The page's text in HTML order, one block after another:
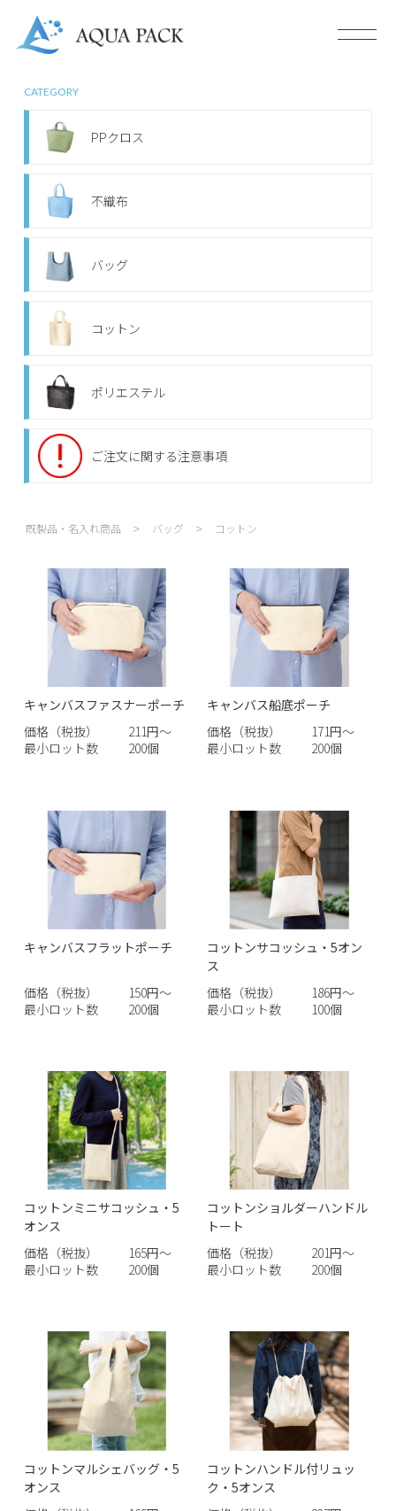
CATEGORY
PPクロス
不織布
バッグ
コットン
ポリエステル
ご注文に関する注意事項
既製品・名入れ商品 バッグ コットン
キャンバスファスナーポーチ
価格（税抜）
211円～
最小ロット数
200個
キャンバス船底ポーチ
価格（税抜）
171円～
最小ロット数
200個
キャンバスフラットポーチ
価格（税抜）
150円～
最小ロット数
200個
コットンサコッシュ・5オン
ス
価格（税抜）
186円～
最小ロット数
100個
コットンミニサコッシュ・5
オンス
価格（税抜）
165円～
最小ロット数
200個
コットンショルダーハンドル
トート
価格（税抜）
201円～
最小ロット数
200個
コットンマルシェバッグ・5
オンス
コットンハンドル付リュッ
ク・5オンス